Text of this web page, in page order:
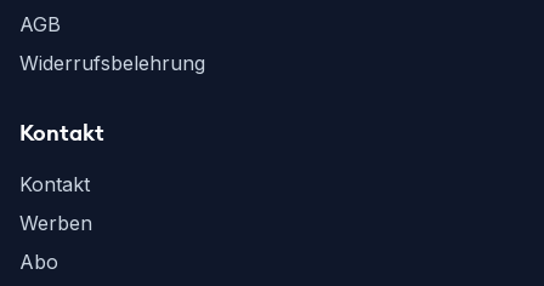
AGB
Widerrufsbelehrung
Kontakt
Kontakt
Werben
Abo